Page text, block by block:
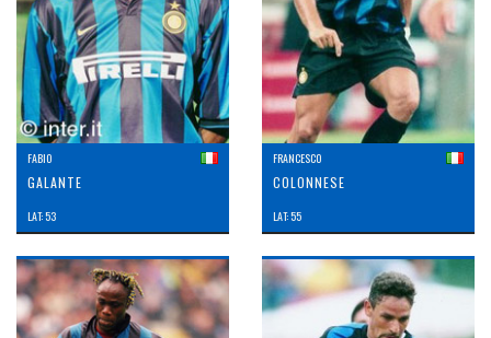
FABIO
GALANTE
LAT: 53
FRANCESCO
COLONNESE
LAT: 55